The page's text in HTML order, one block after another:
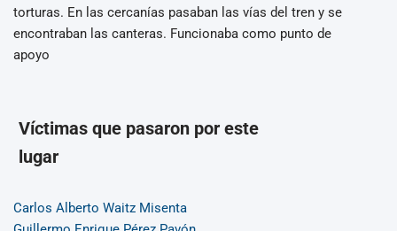
torturas. En las cercanías pasaban las vías del tren y se
encontraban las canteras. Funcionaba como punto de
apoyo
Víctimas que pasaron por este
lugar
Carlos Alberto Waitz Misenta